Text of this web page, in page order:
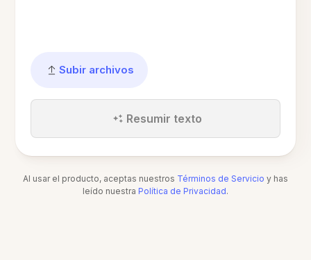
Subir archivos
Resumir texto
Al usar el producto, aceptas nuestros Términos de Servicio y has
leído nuestra Política de Privacidad.